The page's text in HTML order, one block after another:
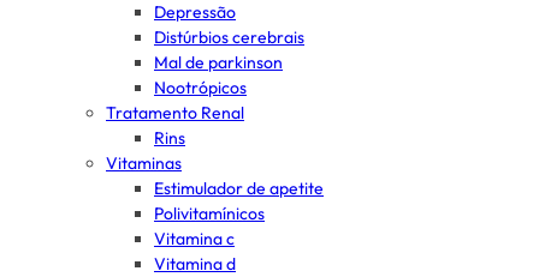
Depressão
Distúrbios cerebrais
Mal de parkinson
Nootrópicos
Tratamento Renal
Rins
Vitaminas
Estimulador de apetite
Polivitamínicos
Vitamina c
Vitamina d